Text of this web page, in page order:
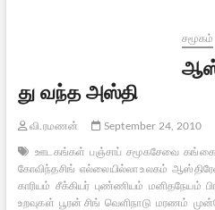
சமூகம்
து வந்த அஸ்தி
வி.ரமணன்
September 24, 2010
ஊடகங்கள் பஞ்சாப் சமூகசேவை கங்கை
கோவிந்தசிங் எல்லையில்லா உலகம்
காரியம் சீக்கியர் புண்ணியம் மனிதநேயம்
உறவுகள் பூரன் சிங் வெளிநாடு மரணம்